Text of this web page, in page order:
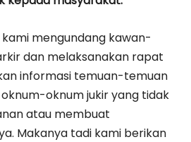
kami mengundang kawan-
dan melaksanakan rapat
informasi temuan-temuan
oknum jukir yang tidak
atau membuat
Makanya tadi kami berikan